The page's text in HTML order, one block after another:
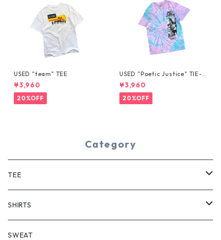
USED "team" TEE
¥3,960
20%OFF
USED "Poetic Justice" TIE-D
YE TEE
¥3,960
20%OFF
Category
TEE
SHORT SLEEVE
LONG SLEEVE
SHIRTS
SHORT SLEEVE
SWEAT